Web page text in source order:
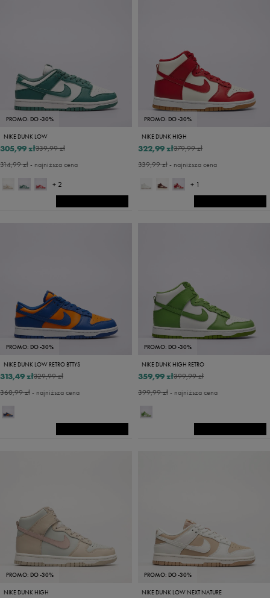
PROMO: DO -30%
NIKE DUNK LOW
339,99 zł
305,99 zł
314,99 zł- najniższa cena
+ 2
PROMO: DO -30%
NIKE DUNK HIGH
379,99 zł
322,99 zł
339,99 zł- najniższa cena
+ 1
PROMO: DO -30%
NIKE DUNK LOW RETRO BTTYS
329,99 zł
313,49 zł
360,99 zł- najniższa cena
PROMO: DO -30%
NIKE DUNK HIGH RETRO
399,99 zł
359,99 zł
399,99 zł- najniższa cena
PROMO: DO -30%
NIKE DUNK HIGH
PROMO: DO -30%
NIKE DUNK LOW NEXT NATURE